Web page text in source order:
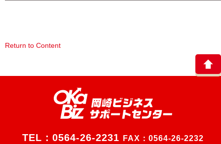
Return to Content
TEL： 0564-26-2231 FAX：0564-26-2232